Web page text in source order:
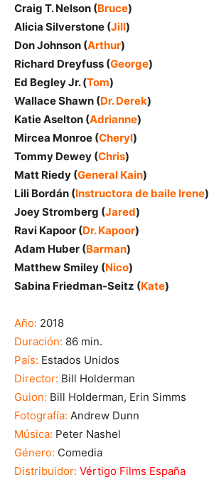
Craig T. Nelson (Bruce)
Alicia Silverstone (Jill)
Don Johnson (Arthur)
Richard Dreyfuss (George)
Ed Begley Jr. (Tom)
Wallace Shawn (Dr. Derek)
Katie Aselton (Adrianne)
Mircea Monroe (Cheryl)
Tommy Dewey (Chris)
Matt Riedy (General Kain)
Lili Bordán (Instructora de baile Irene)
Joey Stromberg (Jared)
Ravi Kapoor (Dr. Kapoor)
Adam Huber (Barman)
Matthew Smiley (Nico)
Sabina Friedman-Seitz (Kate)
Año: 2018
Duración: 86 min.
País: Estados Unidos
Director: Bill Holderman
Guion: Bill Holderman, Erin Simms
Fotografía: Andrew Dunn
Música: Peter Nashel
Género: Comedia
Distribuidor: Vértigo Films España